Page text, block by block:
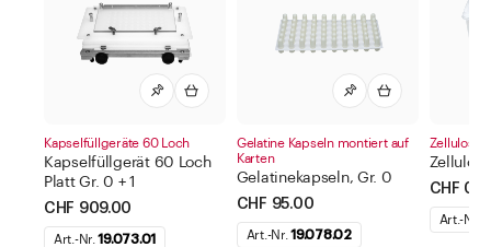
Kapselfüllgeräte 60 Loch
Kapselfüllgerät 60 Loch
Platt Gr. 0 + 1
CHF 909.00
Art.-Nr.19.073.01
Gelatine Kapseln montiert auf
Karten
Gelatinekapseln, Gr. 0
CHF 95.00
Art.-Nr.19.078.02
Zellulose
CHF
Art.-Nr.